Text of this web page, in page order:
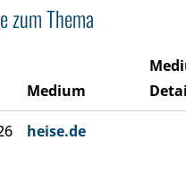
zum Thema
Medium
heise.de